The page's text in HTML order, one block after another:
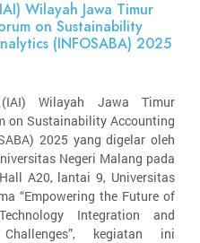
Wilayah Jawa Timur
on Sustainability
(INFOSABA) 2025
Wilayah Jawa Timur
on Sustainability Accounting
2025 yang digelar oleh
Negeri Malang pada
A20, lantai 9, Universitas
“Empowering the Future of
Integration and
kegiatan ini